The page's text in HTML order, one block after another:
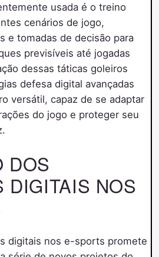
usada é o treino
cenários de jogo,
e tomadas de decisão para
previsíveis até jogadas
dessas táticas goleiros
defesa digital avançadas
versátil, capaz de se adaptar
do jogo e proteger seu
DOS
DIGITAIS NOS
digitais nos e-sports promete